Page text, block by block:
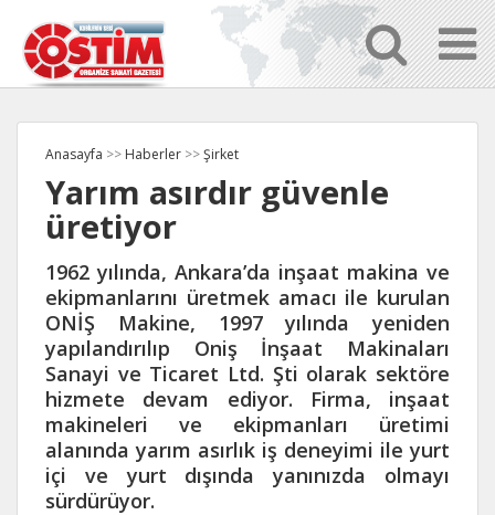
Anasayfa >> Haberler >>Şirket
Yarım asırdır güvenle
üretiyor
1962 yılında, Ankara’da inşaat makina ve
ekipmanlarını üretmek amacı ile kurulan
ONİŞ Makine, 1997 yılında yeniden
yapılandırılıp Oniş İnşaat Makinaları
Sanayi ve Ticaret Ltd. Şti olarak sektöre
hizmete devam ediyor. Firma, inşaat
makineleri ve ekipmanları üretimi
alanında yarım asırlık iş deneyimi ile yurt
içi ve yurt dışında yanınızda olmayı
sürdürüyor.